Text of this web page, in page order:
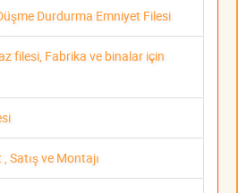
Durdurma Emniyet Filesi
filesi, Fabrika ve binalar için
Satış ve Montajı